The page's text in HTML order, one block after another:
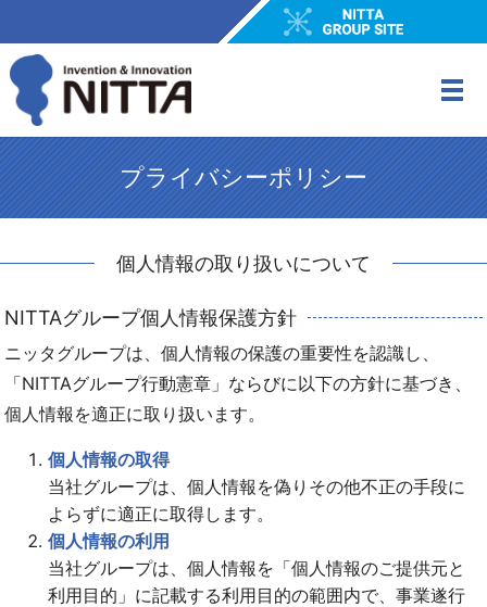
プライバシーポリシー
個人情報の取り扱いについて
NITTAグループ個人情報保護方針
ニッタグループは、個人情報の保護の重要性を認識し、
「NITTAグループ行動憲章」ならびに以下の方針に基づき、
個人情報を適正に取り扱います。
個人情報の取得
当社グループは、個人情報を偽りその他不正の手段に
よらずに適正に取得します。
個人情報の利用
当社グループは、個人情報を「個人情報のご提供元と
利用目的」に記載する利用目的の範囲内で、事業遂行